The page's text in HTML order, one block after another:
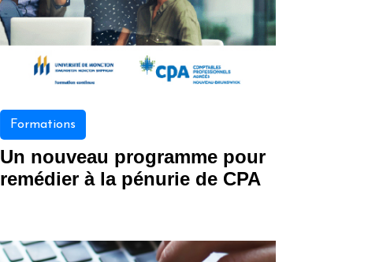
Formations
Un nouveau programme pour
remédier à la pénurie de CPA